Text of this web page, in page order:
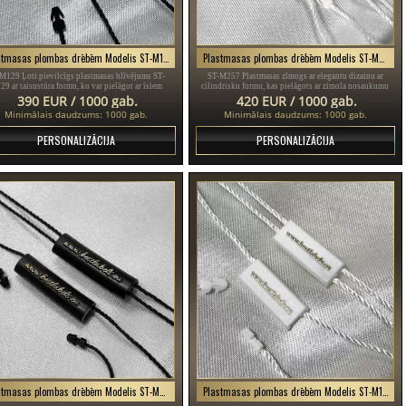
Ļoti pievilcīgs plastmasas blīvējums ST-
ar taisnstūra formu, ko var pielāgot ar īsiem
vai izteicieniem, piemērots drēbēm,
somām, apaviem.
390 EUR / 1000 gab.
Minimālais daudzums: 1000 gab.
PERSONALIZĀCIJA
ST-M257 Plastmasas zīmogs ar elegantu dizainu ar
cilindrisku formu, kas pielāgots ar zīmola nosaukumu
ST-M257, ideāli piemērots tādiem produktiem kā dāmu
un vīriešu apģērbi, apavi, rotaslietas, pulksteņi utt.
420 EUR / 1000 gab.
Minimālais daudzums: 1000 gab.
PERSONALIZĀCIJA